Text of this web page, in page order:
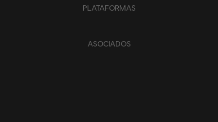
PLATAFORMAS
ASOCIADOS